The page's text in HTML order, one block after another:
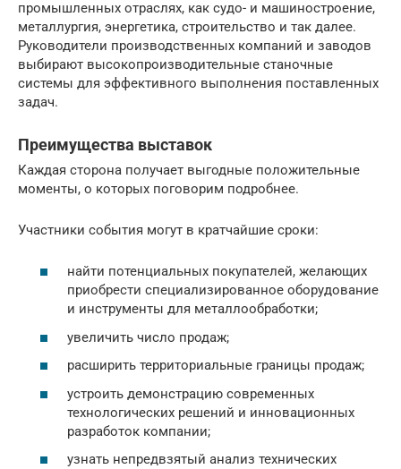
промышленных отраслях, как судо- и машиностроение,
металлургия, энергетика, строительство и так далее.
Руководители производственных компаний и заводов
выбирают высокопроизводительные станочные
системы для эффективного выполнения поставленных
задач.
Преимущества выставок
Каждая сторона получает выгодные положительные
моменты, о которых поговорим подробнее.
Участники события могут в кратчайшие сроки:
найти потенциальных покупателей, желающих
приобрести специализированное оборудование
и инструменты для металлообработки;
увеличить число продаж;
расширить территориальные границы продаж;
устроить демонстрацию современных
технологических решений и инновационных
разработок компании;
узнать непредвзятый анализ технических